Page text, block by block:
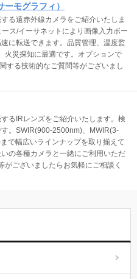
モグラフィ）
る遠赤外線カメラをご紹介いたしま
ス/イーサネットにより画像入力ボー
に転送できます。品質管理、温度監
火災探知に最適です。オプションで
する技術的なご質問等がございまし
るIRレンズをご紹介いたします。検
。SWIR(900-2500nm)、MWIR(3-
で幅広いラインナップを取り揃えて
の各種カメラと一緒にご利用いただ
ございましたらお気軽にご相談く